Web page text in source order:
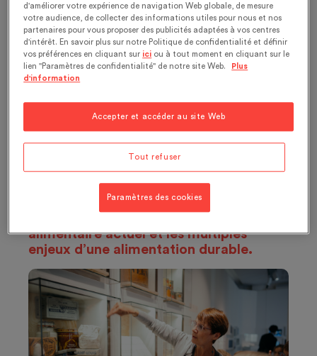
Visites à la carte
Une palette de visites guidées vous
invite à explorer l'exposition ou le jardin
potager de manière approfondie ou
ciblée. Suivez les guides du musée pour
alimentaire actuel et les multiples
enjeux d’une alimentation durable.
Dès CHF 120.- par groupe
d'améliorer votre expérience de navigation Web globale, de mesure
votre audience, de collecter des informations utiles pour nous et nos
partenaires pour vous proposer des publicités adaptées à vos centres
d'intérêt. En savoir plus sur notre Politique de confidentialité et définir
vos préférences en cliquant sur ici ou à tout moment en cliquant sur le
lien "Paramètres de confidentialité" de notre site Web.
Plus
d'information
Tout refuser
Accepter et accéder au site Web
Paramètres des cookies